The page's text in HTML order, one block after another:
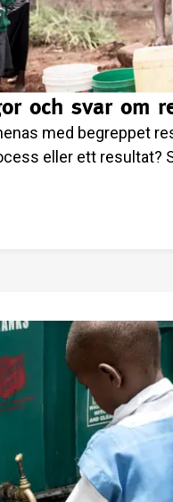
och svar om
med begreppet
eller ett resultat?